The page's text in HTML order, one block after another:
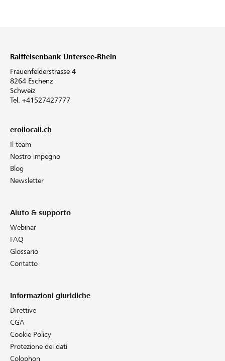
Raiffeisenbank Untersee-Rhein
Frauenfelderstrasse 4
8264 Eschenz
Schweiz
Tel. +41527427777
eroilocali.ch
Il team
Nostro impegno
Blog
Newsletter
Aiuto & supporto
Webinar
FAQ
Glossario
Contatto
Informazioni giuridiche
Direttive
CGA
Cookie Policy
Protezione dei dati
Colophon